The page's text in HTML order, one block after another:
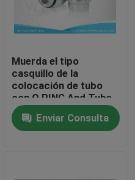
Muerda el tipo
casquillo de la
colocación de tubo
con O RING And Tube
Nut, colocaciones
hidráulicas de alta
presión
Enviar Consulta